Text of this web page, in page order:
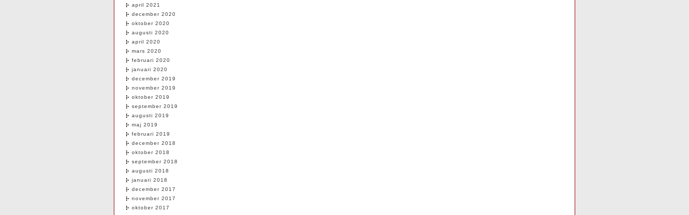
april 2021
december 2020
oktober 2020
augusti 2020
april 2020
mars 2020
februari 2020
januari 2020
december 2019
november 2019
oktober 2019
september 2019
augusti 2019
maj 2019
februari 2019
december 2018
oktober 2018
september 2018
augusti 2018
januari 2018
december 2017
november 2017
oktober 2017